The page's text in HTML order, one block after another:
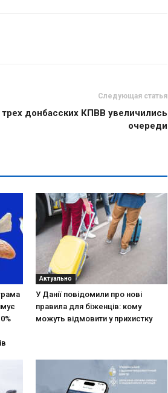
Следующая статья
трех донбасских КПВВ увеличились
очереди
Актуально
У Данії повідомили про нові
правила для біженців: кому
можуть відмовити у прихистку